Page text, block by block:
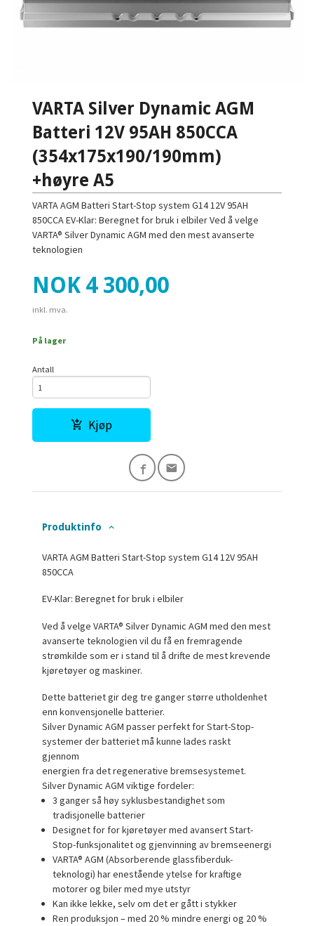
VARTA Silver Dynamic AGM
Batteri 12V 95AH 850CCA
(354x175x190/190mm)
+høyre A5
VARTA AGM Batteri Start-Stop system G14 12V 95AH
850CCA EV-Klar: Beregnet for bruk i elbiler Ved å velge
VARTA® Silver Dynamic AGM med den mest avanserte
teknologien
Pris
NOK 4 300,00
inkl. mva.
På lager
Antall
Kjøp
Produktinfo
VARTA AGM Batteri Start-Stop system G14 12V 95AH
850CCA
EV-Klar: Beregnet for bruk i elbiler
Ved å velge VARTA® Silver Dynamic AGM med den mest
avanserte teknologien vil du få en fremragende
strømkilde som er i stand til å drifte de mest krevende
kjøretøyer og maskiner.
Dette batteriet gir deg tre ganger større utholdenhet
enn konvensjonelle batterier.
Silver Dynamic AGM passer perfekt for Start-Stop-
systemer der batteriet må kunne lades raskt
gjennom
energien fra det regenerative bremsesystemet.
Silver Dynamic AGM viktige fordeler:
3 ganger så høy syklusbestandighet som
tradisjonelle batterier
Designet for for kjøretøyer med avansert Start-
Stop-funksjonalitet og gjenvinning av bremseenergi
VARTA® AGM (Absorberende glassfiberduk-
teknologi) har enestående ytelse for kraftige
motorer og biler med mye utstyr
Kan ikke lekke, selv om det er gått i stykker
Ren produksjon – med 20 % mindre energi og 20 %